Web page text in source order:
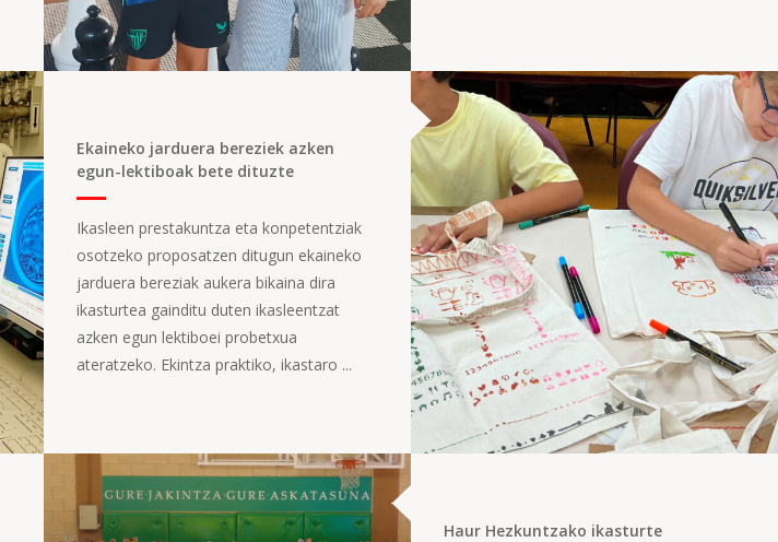
Ekaineko jarduera bereziek azken
egun-lektiboak bete dituzte
Ikasleen prestakuntza eta konpetentziak
osotzeko proposatzen ditugun ekaineko
jarduera bereziak aukera bikaina dira
ikasturtea gainditu duten ikasleentzat
azken egun lektiboei probetxua
ateratzeko. Ekintza praktiko, ikastaro ...
Haur Hezkuntzako ikasturte